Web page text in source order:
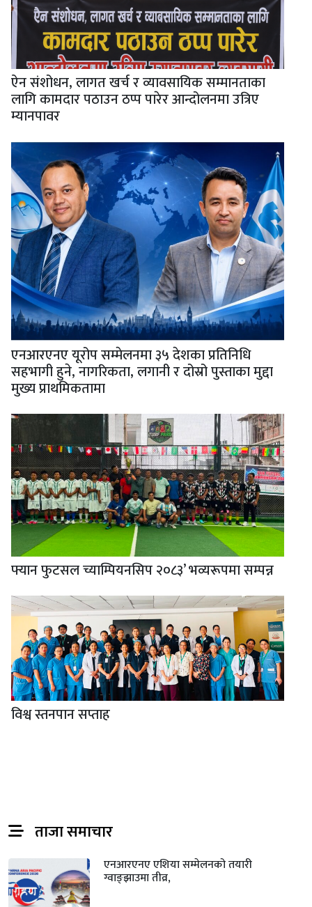
ऐन संशोधन, लागत खर्च र व्यावसायिक सम्मानताका
लागि कामदार पठाउन ठप्प पारेर आन्दोलनमा उत्रिए
म्यानपावर
एनआरएनए यूरोप सम्मेलनमा ३५ देशका प्रतिनिधि
सहभागी हुने, नागरिकता, लगानी र दोस्रो पुस्ताका मुद्दा
मुख्य प्राथमिकतामा
फ्यान फुटसल च्याम्पियनसिप २०८३’ भव्यरूपमा सम्पन्न
विश्व स्तनपान सप्ताह
ताजा समाचार
एनआरएनए एशिया सम्मेलनको तयारी
ग्वाङ्झाउमा तीव्र,